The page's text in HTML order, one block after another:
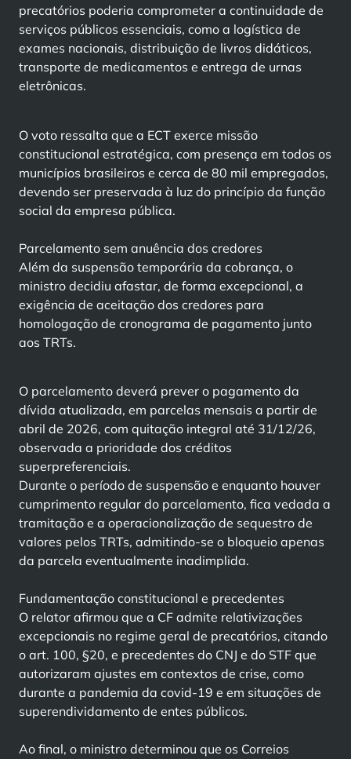
precatórios poderia comprometer a continuidade de
serviços públicos essenciais, como a logística de
exames nacionais, distribuição de livros didáticos,
transporte de medicamentos e entrega de urnas
eletrônicas.
O voto ressalta que a ECT exerce missão
constitucional estratégica, com presença em todos os
municípios brasileiros e cerca de 80 mil empregados,
devendo ser preservada à luz do princípio da função
social da empresa pública.
Parcelamento sem anuência dos credores
Além da suspensão temporária da cobrança, o
ministro decidiu afastar, de forma excepcional, a
exigência de aceitação dos credores para
homologação de cronograma de pagamento junto
aos TRTs.
O parcelamento deverá prever o pagamento da
dívida atualizada, em parcelas mensais a partir de
abril de 2026, com quitação integral até 31/12/26,
observada a prioridade dos créditos
superpreferenciais.
Durante o período de suspensão e enquanto houver
cumprimento regular do parcelamento, fica vedada a
tramitação e a operacionalização de sequestro de
valores pelos TRTs, admitindo-se o bloqueio apenas
da parcela eventualmente inadimplida.
Fundamentação constitucional e precedentes
O relator afirmou que a CF admite relativizações
excepcionais no regime geral de precatórios, citando
o art. 100, §20, e precedentes do CNJ e do STF que
autorizaram ajustes em contextos de crise, como
durante a pandemia da covid-19 e em situações de
superendividamento de entes públicos.
Ao final, o ministro determinou que os Correios